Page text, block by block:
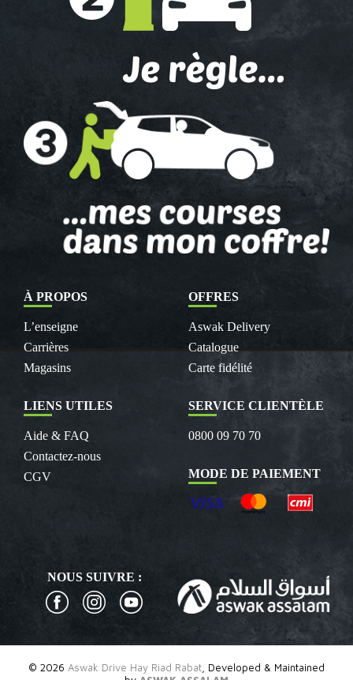
À PROPOS
L’enseigne
Carrières
Magasins
OFFRES
Aswak Delivery
Catalogue
Carte fidélité
LIENS UTILES
Aide & FAQ
Contactez-nous
CGV
SERVICE CLIENTÈLE
0800 09 70 70
MODE DE PAIEMENT
NOUS SUIVRE :
© 2026 Aswak Drive Hay Riad Rabat , Developed & Maintained